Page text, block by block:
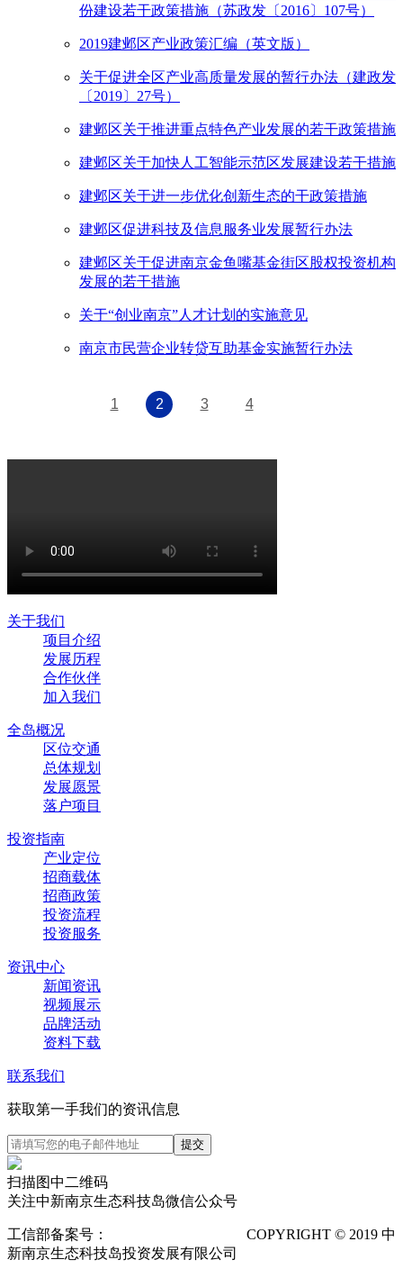
份建设若干政策措施（苏政发〔2016〕107号）
2019建邺区产业政策汇编（英文版）
关于促进全区产业高质量发展的暂行办法（建政发
〔2019〕27号）
建邺区关于推进重点特色产业发展的若干政策措施
建邺区关于加快人工智能示范区发展建设若干措施
建邺区关于进一步优化创新生态的干政策措施
建邺区促进科技及信息服务业发展暂行办法
建邺区关于促进南京金鱼嘴基金街区股权投资机构
发展的若干措施
关于“创业南京”人才计划的实施意见
南京市民营企业转贷互助基金实施暂行办法
1 2 3 4
关于我们
项目介绍
发展历程
合作伙伴
加入我们
全岛概况
区位交通
总体规划
发展愿景
落户项目
投资指南
产业定位
招商载体
招商政策
投资流程
投资服务
资讯中心
新闻资讯
视频展示
品牌活动
资料下载
联系我们
获取第一手我们的资讯信息
扫描图中二维码
关注中新南京生态科技岛微信公众号
工信部备案号：
COPYRIGHT © 2019 中
新南京生态科技岛投资发展有限公司